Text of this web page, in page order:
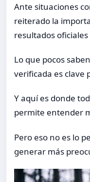
Ante situaciones
reiterado la
resultados
Lo que pocos
verificada es clave
Y aquí es donde
permite entender
Pero eso no es lo
generar más